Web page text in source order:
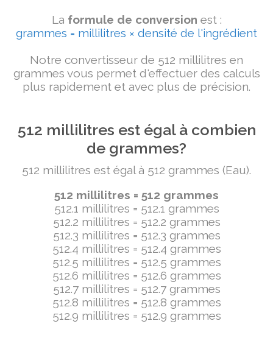
La formule de conversion est :
grammes = millilitres × densité de l'ingrédient
Notre convertisseur de 512 millilitres en
grammes vous permet d'effectuer des calculs
plus rapidement et avec plus de précision.
512 millilitres est égal à combien
de grammes?
512 millilitres est égal à 512 grammes (Eau).
512 millilitres = 512 grammes
512.1 millilitres = 512.1 grammes
512.2 millilitres = 512.2 grammes
512.3 millilitres = 512.3 grammes
512.4 millilitres = 512.4 grammes
512.5 millilitres = 512.5 grammes
512.6 millilitres = 512.6 grammes
512.7 millilitres = 512.7 grammes
512.8 millilitres = 512.8 grammes
512.9 millilitres = 512.9 grammes